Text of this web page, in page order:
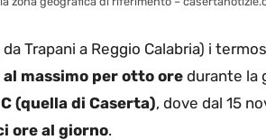
Trapani a Reggio Calabria) i
al massimo per otto ore durante la
(quella di Caserta), dove dal 15
ore al giorno.